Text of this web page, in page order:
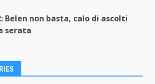
Belen non basta, calo di ascolti
serata